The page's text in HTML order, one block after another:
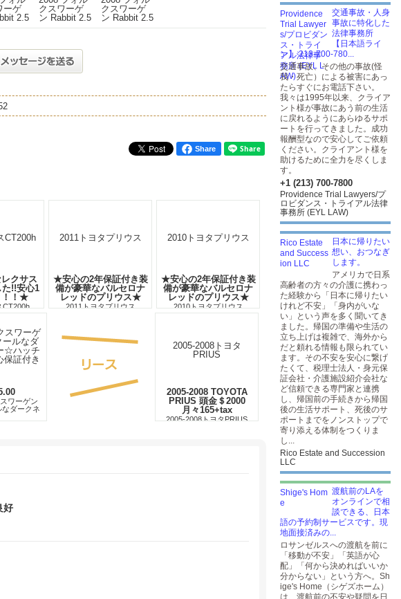
Share
クサス
た!!安心1
！！★
CT200h
★安心の2年保証付き装
備が豪華なバルセロナ
レッドのプリウス★
2011トヨタプリウス
★安心の2年保証付き装
備が豪華なバルセロナ
レッドのプリウス★
2010トヨタプリウス
ワーゲン
ダークネ
き★
2005-2008 TOYOTA
PRIUS 頭金＄2000
月々165+tax
2005-2008トヨタPRIUS
好
交通事故・人身
事故に特化した
法律事務所
【日本語ライ
ン】 213-700-780...
交通事故、その他の事故(怪
我・死亡）による被害にあっ
たらすぐにお電話下さい。
我々は1995年以来、クライア
ント様が事故にあう前の生活
に戻れるようにあらゆるサポ
ートを行ってきました。成功
報酬型なので安心してご依頼
ください。クライアント様を
助けるために全力を尽くしま
す。
+1 (213) 700-7800
Providence Trial Lawyers/プ
ロビダンス・トライアル法律
事務所 (EYL LAW)
日本に帰りたい
想い、おつなぎ
します。
アメリカで日系
高齢者の方々の介護に携わっ
た経験から「日本に帰りたい
けれど不安」「身内がいな
い」という声を多く聞いてき
ました。帰国の準備や生活の
立ち上げは複雑で、海外から
だと頼れる情報も限られてい
ます。その不安を安心に繋げ
たくて、税理士法人・身元保
証会社・介護施設紹介会社な
ど信頼できる専門家と連携
し、帰国前の手続きから帰国
後の生活サポート、死後のサ
ポートまでをノンストップで
寄り添える体制をつくりま
し...
Rico Estate and Succession
LLC
渡航前のLAを
オンラインで相
談できる、日本
語の予約制サービスです。現
地面接済みの...
ロサンゼルスへの渡航を前に
「移動が不安」「英語が心
配」「何から決めればいいか
分からない」という方へ。Sh
ige's Home（シゲズホーム）
は、渡航前の不安や疑問を日